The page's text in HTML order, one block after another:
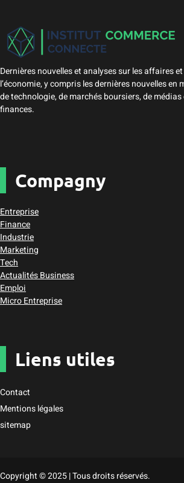
Dernières nouvelles et analyses sur les affaires et
l’économie, y compris les dernières nouvelles en
de technologie, de marchés boursiers, de médias
finances.
Compagny
Entreprise
Finance
Industrie
Marketing
Tech
Actualités Business
Emploi
Micro Entreprise
Liens utiles
Contact
Mentions légales
sitemap
Copyright © 2025 | Tous droits réservés.